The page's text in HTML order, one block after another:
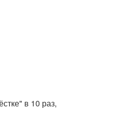
в 10 раз,